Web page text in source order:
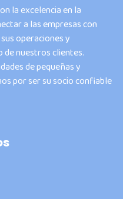
la excelencia en la
a las empresas con
operaciones y
de nuestros clientes.
de pequeñas y
por ser su socio confiable